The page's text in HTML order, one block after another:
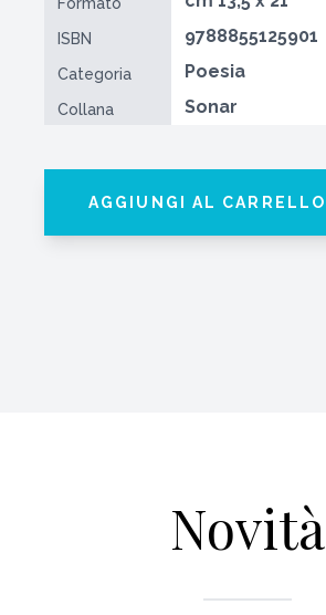
ISBN 9788855125901
Categoria Poesia
Collana Sonar
AGGIUNGI AL CARRELLO
Novità